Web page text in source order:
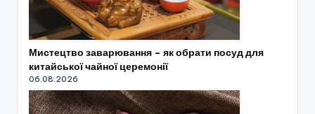
Мистецтво заварювання – як обрати посуд для
китайської чайної церемонії
06.08.2026